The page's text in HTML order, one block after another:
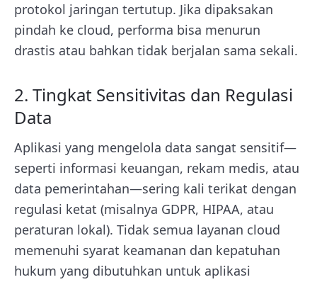
protokol jaringan tertutup. Jika dipaksakan
pindah ke cloud, performa bisa menurun
drastis atau bahkan tidak berjalan sama sekali.
2. Tingkat Sensitivitas dan Regulasi
Data
Aplikasi yang mengelola data sangat sensitif—
seperti informasi keuangan, rekam medis, atau
data pemerintahan—sering kali terikat dengan
regulasi ketat (misalnya GDPR, HIPAA, atau
peraturan lokal). Tidak semua layanan cloud
memenuhi syarat keamanan dan kepatuhan
hukum yang dibutuhkan untuk aplikasi